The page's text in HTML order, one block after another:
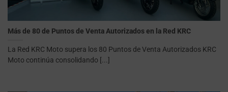
Más de 80 de Puntos de Venta Autorizados en la Red KRC
La Red KRC Moto supera los 80 Puntos de Venta Autorizados KRC
Moto continúa consolidando [...]